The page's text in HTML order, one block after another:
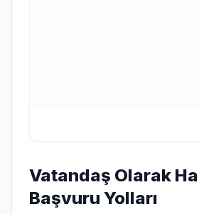
Vatandaş Olarak
Başvuru Yolları